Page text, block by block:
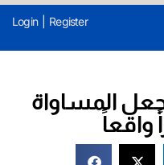
Login Register
المساواة
واقعاً